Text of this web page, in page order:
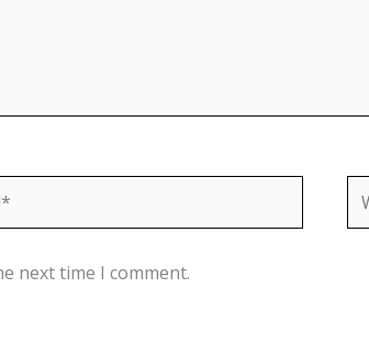
next time I comment.